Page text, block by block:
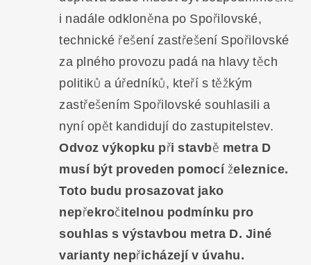
i nadále odkloněna po Spořilovské,
technické řešení zastřešení Spořilovské
za plného provozu padá na hlavy těch
politiků a úředníků, kteří s těžkým
zastřešením Spořilovské souhlasili a
nyní opět kandidují do zastupitelstev.
Odvoz výkopku při stavbě metra D
musí být proveden pomocí železnice.
Toto budu prosazovat jako
nepřekročitelnou podmínku pro
souhlas s výstavbou metra D. Jiné
varianty nepřicházejí v úvahu.